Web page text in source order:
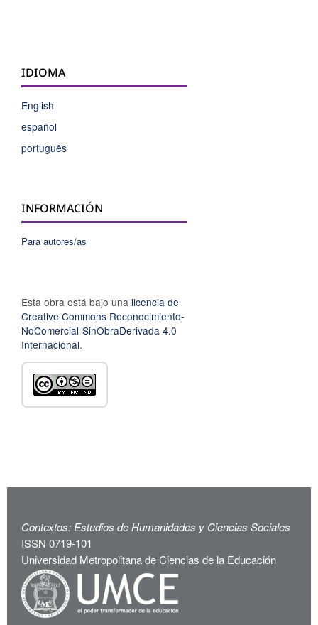
IDIOMA
English
español
português
INFORMACIÓN
Para autores/as
Esta obra está bajo una licencia de
Creative Commons Reconocimiento-
NoComercial-SinObraDerivada 4.0
Internacional.
Contextos: Estudios de Humanidades y Ciencias Sociales
ISSN 0719-101
Universidad Metropolitana de Ciencias de la Educación